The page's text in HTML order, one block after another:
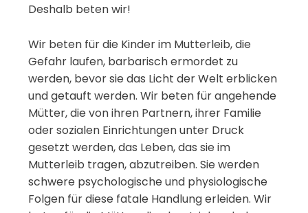
Deshalb beten wir!
Wir beten für die Kinder im Mutterleib, die
Gefahr laufen, barbarisch ermordet zu
werden, bevor sie das Licht der Welt erblicken
und getauft werden. Wir beten für angehende
Mütter, die von ihren Partnern, ihrer Familie
oder sozialen Einrichtungen unter Druck
gesetzt werden, das Leben, das sie im
Mutterleib tragen, abzutreiben. Sie werden
schwere psychologische und physiologische
Folgen für diese fatale Handlung erleiden. Wir